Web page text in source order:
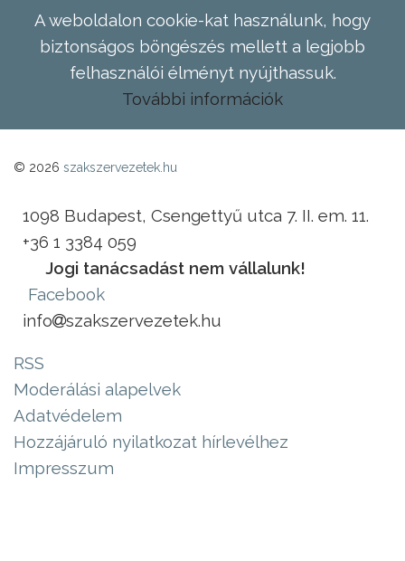
A weboldalon cookie-kat használunk, hogy
biztonságos böngészés mellett a legjobb
felhasználói élményt nyújthassuk.
További információk
© 2026 szakszervezetek.hu
1098 Budapest, Csengettyű utca 7. II. em. 11.
+36 1 3384 059
Jogi tanácsadást nem vállalunk!
Facebook
info
szakszervezetek.hu
RSS
Moderálási alapelvek
Adatvédelem
Hozzájáruló nyilatkozat hírlevélhez
Impresszum